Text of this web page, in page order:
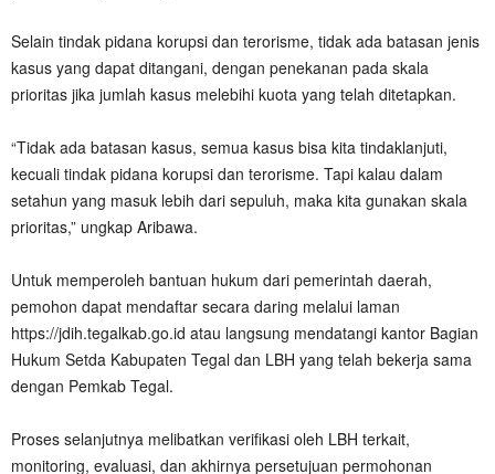
Selain tindak pidana korupsi dan terorisme, tidak ada batasan jenis
kasus yang dapat ditangani, dengan penekanan pada skala
prioritas jika jumlah kasus melebihi kuota yang telah ditetapkan.
“Tidak ada batasan kasus, semua kasus bisa kita tindaklanjuti,
kecuali tindak pidana korupsi dan terorisme. Tapi kalau dalam
setahun yang masuk lebih dari sepuluh, maka kita gunakan skala
prioritas,” ungkap Aribawa.
Untuk memperoleh bantuan hukum dari pemerintah daerah,
pemohon dapat mendaftar secara daring melalui laman
https://jdih.tegalkab.go.id atau langsung mendatangi kantor Bagian
Hukum Setda Kabupaten Tegal dan LBH yang telah bekerja sama
dengan Pemkab Tegal.
Proses selanjutnya melibatkan verifikasi oleh LBH terkait,
monitoring, evaluasi, dan akhirnya persetujuan permohonan